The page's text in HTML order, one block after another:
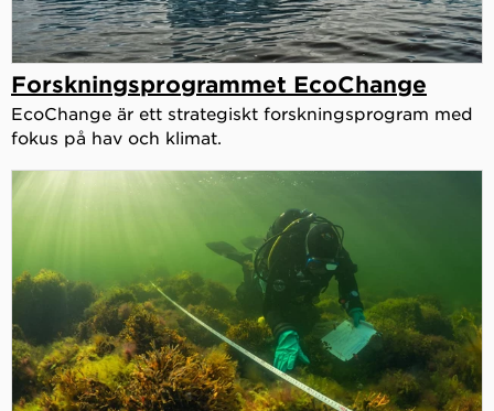
Forskningsprogrammet EcoChange
EcoChange är ett strategiskt forskningsprogram med
fokus på hav och klimat.